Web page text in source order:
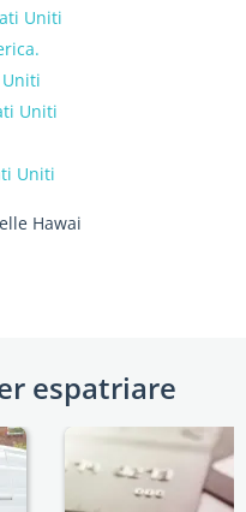
Uniti
Uniti
Uniti
Hawai
espatriare